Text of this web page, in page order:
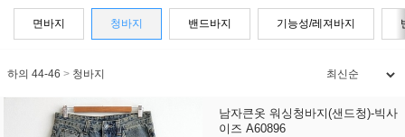
면바지 청바지 밴드바지 기능성/레져바지
하의 44-46 > 청바지
남자큰옷 워싱청바지(샌드청)-빅사
이즈 A60896